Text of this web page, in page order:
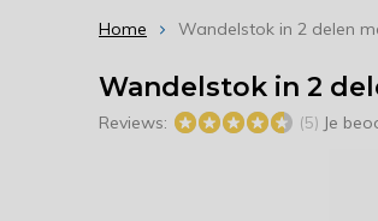
Home Wandelstok in 2 delen
Wandelstok in 2
Reviews: (5) Je